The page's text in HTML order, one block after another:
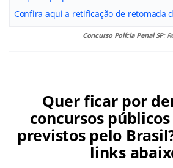
Confira aqui a retificação de retomada
Concurso Polícia Penal SP:
Quer ficar por
concursos
previstos pelo
links